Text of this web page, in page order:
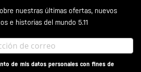
nuestras últimas ofertas, nuevos
e historias del mundo 5.11
de mis datos personales con fines de